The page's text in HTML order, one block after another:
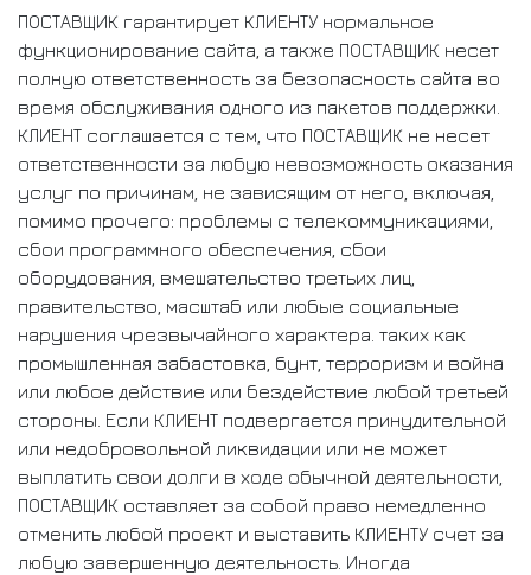
ПОСТАВЩИК гарантирует КЛИЕНТУ нормальное
функционирование сайта, а также ПОСТАВЩИК несет
полную ответственность за безопасность сайта во
время обслуживания одного из пакетов поддержки.
КЛИЕНТ соглашается с тем, что ПОСТАВЩИК не несет
ответственности за любую невозможность оказания
услуг по причинам, не зависящим от него, включая,
помимо прочего: проблемы с телекоммуникациями,
сбои программного обеспечения, сбои
оборудования, вмешательство третьих лиц,
правительство, масштаб или любые социальные
нарушения чрезвычайного характера. таких как
промышленная забастовка, бунт, терроризм и война
или любое действие или бездействие любой третьей
стороны. Если КЛИЕНТ подвергается принудительной
или недобровольной ликвидации или не может
выплатить свои долги в ходе обычной деятельности,
ПОСТАВЩИК оставляет за собой право немедленно
отменить любой проект и выставить КЛИЕНТУ счет за
любую завершенную деятельность. Иногда